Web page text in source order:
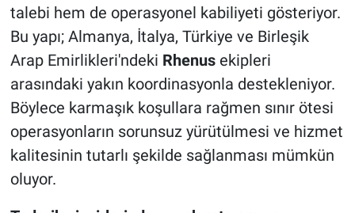
talebi hem de operasyonel kabiliyeti gösteriyor.
Bu yapı; Almanya, İtalya, Türkiye ve Birleşik
Arap Emirlikleri'ndeki Rhenusekipleri
arasındaki yakın koordinasyonla destekleniyor.
Böylece karmaşık koşullara rağmen sınır ötesi
operasyonların sorunsuz yürütülmesi ve hizmet
kalitesinin tutarlı şekilde sağlanması mümkün
oluyor.